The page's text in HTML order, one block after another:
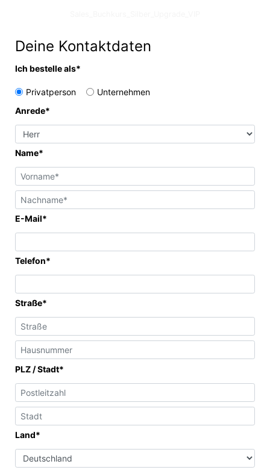
Deine Kontaktdaten
Ich bestelle als*
Privatperson
Unternehmen
Anrede*
Name*
E-Mail*
Telefon*
Straße*
PLZ / Stadt*
Land*